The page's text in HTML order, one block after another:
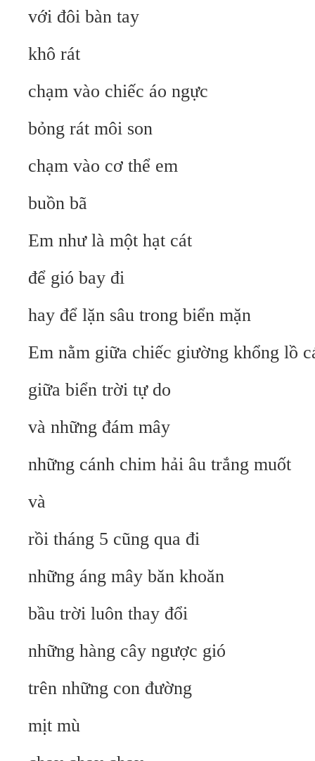
với đôi bàn tay
khô rát
chạm vào chiếc áo ngực
bỏng rát môi son
chạm vào cơ thể em
buồn bã
Em như là một hạt cát
để gió bay đi
hay để lặn sâu trong biển mặn
Em nằm giữa chiếc giường khổng lồ
giữa biển trời tự do
và những đám mây
những cánh chim hải âu trắng muốt
và
rồi tháng 5 cũng qua đi
những áng mây băn khoăn
bầu trời luôn thay đổi
những hàng cây ngược gió
trên những con đường
mịt mù